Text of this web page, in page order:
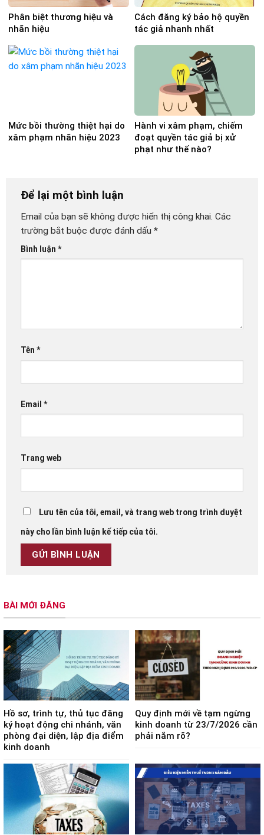
Phân biệt thương hiệu và
nhãn hiệu
Cách đăng ký bảo hộ quyền
tác giả nhanh nhất
Mức bồi thường thiệt hại do
xâm phạm nhãn hiệu 2023
Hành vi xâm phạm, chiếm
đoạt quyền tác giả bị xử
phạt như thế nào?
Để lại một bình luận
Email của bạn sẽ không được hiển thị công khai. Các
trường bắt buộc được đánh dấu *
Bình luận *
Tên *
Email *
Trang web
Lưu tên của tôi, email, và trang web trong trình duyệt
này cho lần bình luận kế tiếp của tôi.
BÀI MỚI ĐĂNG
Hồ sơ, trình tự, thủ tục đăng
ký hoạt động chi nhánh, văn
phòng đại diện, lập địa điểm
kinh doanh
Quy định mới về tạm ngừng
kinh doanh từ 23/7/2026 cần
phải nắm rõ?